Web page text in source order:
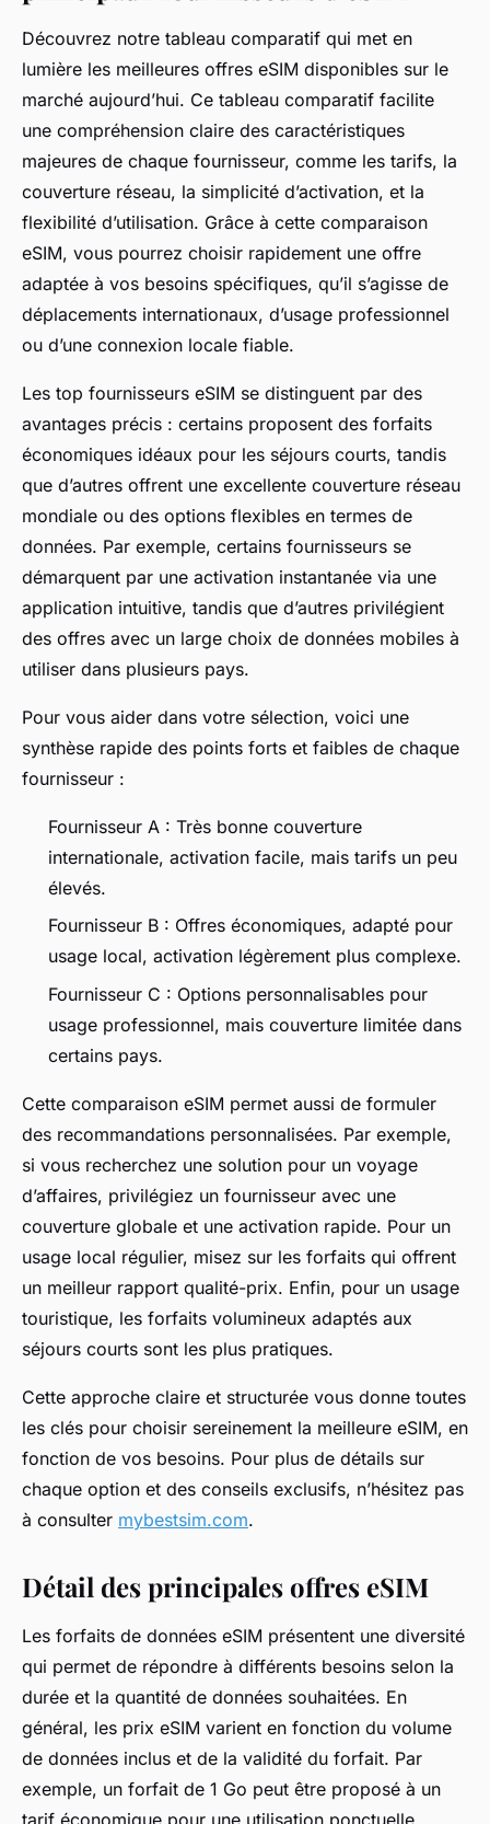
Découvrez notre tableau comparatif qui met en
lumière les meilleures offres eSIM disponibles sur le
marché aujourd’hui. Ce tableau comparatif facilite
une compréhension claire des caractéristiques
majeures de chaque fournisseur, comme les tarifs, la
couverture réseau, la simplicité d’activation, et la
flexibilité d’utilisation. Grâce à cette comparaison
eSIM, vous pourrez choisir rapidement une offre
adaptée à vos besoins spécifiques, qu’il s’agisse de
déplacements internationaux, d’usage professionnel
ou d’une connexion locale fiable.
Les top fournisseurs eSIM se distinguent par des
avantages précis : certains proposent des forfaits
économiques idéaux pour les séjours courts, tandis
que d’autres offrent une excellente couverture réseau
mondiale ou des options flexibles en termes de
données. Par exemple, certains fournisseurs se
démarquent par une activation instantanée via une
application intuitive, tandis que d’autres privilégient
des offres avec un large choix de données mobiles à
utiliser dans plusieurs pays.
Pour vous aider dans votre sélection, voici une
synthèse rapide des points forts et faibles de chaque
fournisseur :
Fournisseur A : Très bonne couverture
internationale, activation facile, mais tarifs un peu
élevés.
Fournisseur B : Offres économiques, adapté pour
usage local, activation légèrement plus complexe.
Fournisseur C : Options personnalisables pour
usage professionnel, mais couverture limitée dans
certains pays.
Cette comparaison eSIM permet aussi de formuler
des recommandations personnalisées. Par exemple,
si vous recherchez une solution pour un voyage
d’affaires, privilégiez un fournisseur avec une
couverture globale et une activation rapide. Pour un
usage local régulier, misez sur les forfaits qui offrent
un meilleur rapport qualité-prix. Enfin, pour un usage
touristique, les forfaits volumineux adaptés aux
séjours courts sont les plus pratiques.
Cette approche claire et structurée vous donne toutes
les clés pour choisir sereinement la meilleure eSIM, en
fonction de vos besoins. Pour plus de détails sur
chaque option et des conseils exclusifs, n’hésitez pas
à consulter mybestsim.com.
Détail des principales offres eSIM
Les forfaits de données eSIM présentent une diversité
qui permet de répondre à différents besoins selon la
durée et la quantité de données souhaitées. En
général, les prix eSIM varient en fonction du volume
de données inclus et de la validité du forfait. Par
exemple, un forfait de 1 Go peut être proposé à un
tarif économique pour une utilisation ponctuelle,